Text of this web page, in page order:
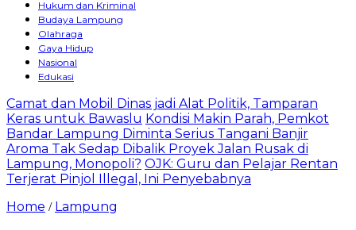
Hukum dan Kriminal
Budaya Lampung
Olahraga
Gaya Hidup
Nasional
Edukasi
Camat dan Mobil Dinas jadi Alat Politik, Tamparan
Keras untuk Bawaslu Kondisi Makin Parah, Pemkot
Bandar Lampung Diminta Serius Tangani Banjir
Aroma Tak Sedap Dibalik Proyek Jalan Rusak di
Lampung, Monopoli? OJK: Guru dan Pelajar Rentan
Terjerat Pinjol Illegal, Ini Penyebabnya
Home / Lampung